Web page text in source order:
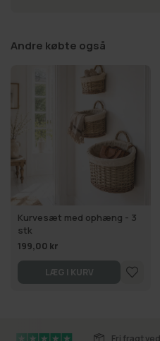
Andre købte også
Kurvesæt med ophæng - 3
stk
199,00 kr
LÆG I KURV
Fri fragt